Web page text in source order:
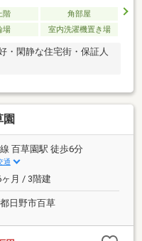
階
角部屋
場 室内洗濯機置き場
・閑静な住宅街・保証人
園
百草園駅 徒歩6分
通
月 / 3階建
日野市百草